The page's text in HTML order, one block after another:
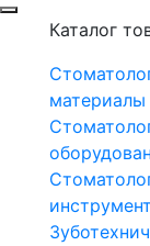
Каталог
материалы